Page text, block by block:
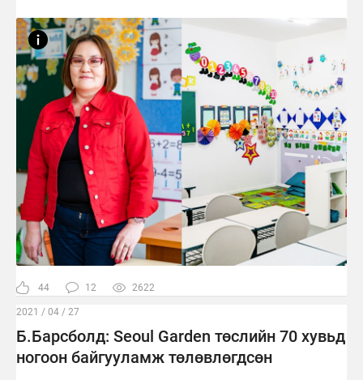
44 12 2622
2021 / 04 / 27
Б.Барсболд: Seoul Garden төслийн 70 хувьд
ногоон байгууламж төлөвлөгдсөн